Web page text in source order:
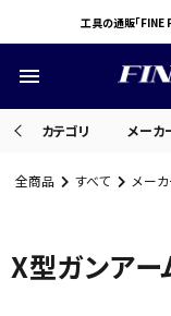
工具の通販「FINE
menu
カテゴリ メーカ
全商品 すべて メー
X型ガンアー